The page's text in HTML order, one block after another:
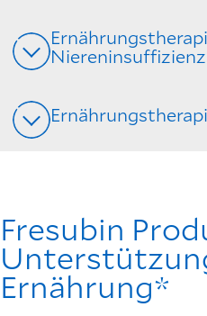
Niereninsuffizienz
Fresubin
Ernährung*